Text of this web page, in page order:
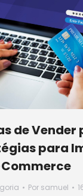
de Vender
para
Commerce
Por samuel